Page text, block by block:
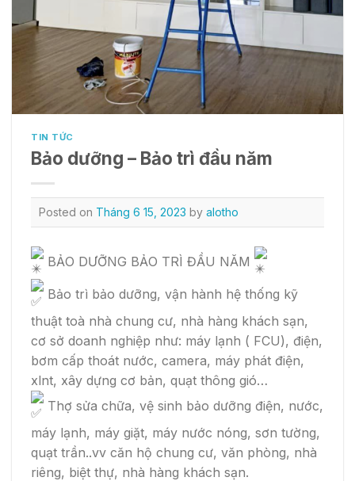
TIN TỨC
Bảo dưỡng – Bảo trì đầu năm
Posted on Tháng 6 15, 2023 by alotho
BẢO DƯỠNG BẢO TRÌ ĐẦU NĂM
Bảo trì bảo dưỡng, vận hành hệ thống kỹ
thuật toà nhà chung cư, nhà hàng khách sạn,
cơ sở doanh nghiệp như: máy lạnh ( FCU), điện,
bơm cấp thoát nước, camera, máy phát điện,
xlnt, xây dựng cơ bản, quạt thông gió…
Thợ sửa chữa, vệ sinh bảo dưỡng điện, nước,
máy lạnh, máy giặt, máy nước nóng, sơn tường,
quạt trần..vv căn hộ chung cư, văn phòng, nhà
riêng, biệt thự, nhà hàng khách sạn.